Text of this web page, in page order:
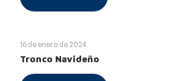
16 de enero de 2024
Tronco Navideño